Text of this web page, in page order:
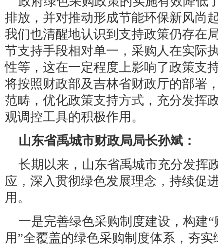
排放，并对推动形成节能环保新风尚
我们也清醒地认识到支持政策仍存在
节支持手段相对单一，采购人在实际
性等，这在一定程度上影响了政策支
将按照财政部及吉林省财政厅的部署
范畴，优化政策支持方式，充分发挥
观调控工具的积极作用。
山东省禹城市财政局局长孙斌：
长期以来，山东省禹城市充分发挥
应，深入贯彻绿色发展理念，持续促
用。
一是完善绿色采购制度建设，构建
用”全覆盖的绿色采购制度体系，夯